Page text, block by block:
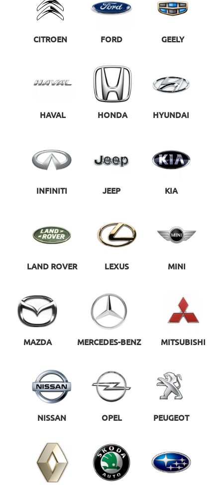
CITROEN FORD GEELY
HAVAL HONDA HYUNDAI
INFINITI JEEP KIA
LAND ROVER LEXUS MINI
MAZDA MERCEDES-BENZ MITSUBISHI
NISSAN OPEL PEUGEOT